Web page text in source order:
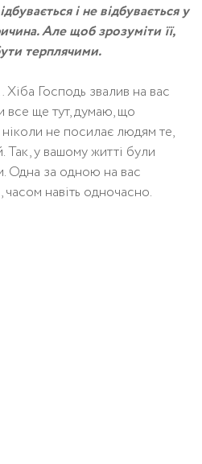
і не відбувається у
Але щоб зрозуміти її,
терплячими.
Господь звалив на вас
все ще тут, думаю, що
ніколи не посилає людям те,
у вашому житті були
Одна за одною на вас
часом навіть одночасно.